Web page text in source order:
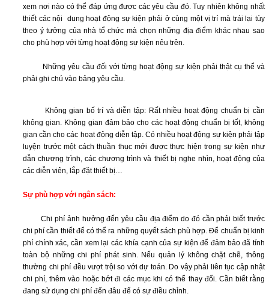
CHO
THUÊ
TRANG
THIẾT
CUNG
NHÂN
SỰ
PTC
QUẢNG
CÁO
THI
BIỂN
TRONG
NHÀ
THI
CÔNG
BIỂN
xem nơi nào có thể đáp ứng được các yêu cầu đó. Tuy nhiên không nhất
thiết các nội dung hoạt động sự kiện phải ở cùng một vị trí mà trái lại tùy
theo ý tưởng của nhà tổ chức mà chọn những địa điểm khác nhau sao
cho phù hợp với từng hoạt động sự kiện nêu trên.
Những yêu cầu đối với từng hoạt động sự kiện phải thật cụ thể và
phải ghi chú vào bảng yêu cầu.
Không gian bố trí và diễn tập: Rất nhiều hoạt động chuẩn bị cần
không gian. Không gian đảm bảo cho các hoạt động chuẩn bị tốt, không
gian cần cho các hoạt động diễn tập. Có nhiều hoạt động sự kiện phải tập
luyện trước một cách thuần thục mới được thực hiện trong sự kiện như
dẫn chương trình, các chương trình và thiết bị nghe nhìn, hoạt động của
các diễn viên, lắp đặt thiết bị…
Sự phù hợp với ngân sách:
Chi phí ảnh hưởng đến yêu cầu địa điểm do đó cần phải biết trước
chi phí cần thiết để có thể ra những quyết sách phù hợp. Để chuẩn bị kinh
phí chính xác, cần xem lại các khía cạnh của sự kiện để đảm bảo đã tính
toàn bộ những chi phí phát sinh. Nếu quản lý không chặt chẽ, thông
thường chi phí đều vượt trội so với dự toán. Do vậy phải liên tục cập nhật
chi phí, thêm vào hoặc bớt đi các mục khi có thể thay đổi. Cần biết rằng
đang sử dụng chi phí đến đâu để có sự điều chỉnh.